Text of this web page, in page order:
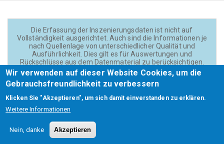
Die Erfassung der Inszenierungsdaten ist nicht auf
Vollständigkeit ausgerichtet. Auch sind die Informationen je
nach Quellenlage von unterschiedlicher Qualität und
Ausführlichkeit. Dies gilt es für Auswertungen und
Rückschlüsse aus dem Datenmaterial zu berücksichtigen.
Daten und Texte auf der Website sind - wenn nicht anders
angegeben - lizensiert unterCC BY 4.0(Creator:
Theadok.at).
Footer
Wir verwenden auf dieser Website Cookies, um die
Gebrauchsfreundlichkeit zu verbessern
Klicken Sie "Akzeptieren", um sich damit einverstanden zu erklären.
Weitere Informationen
Nein, danke Akzeptieren